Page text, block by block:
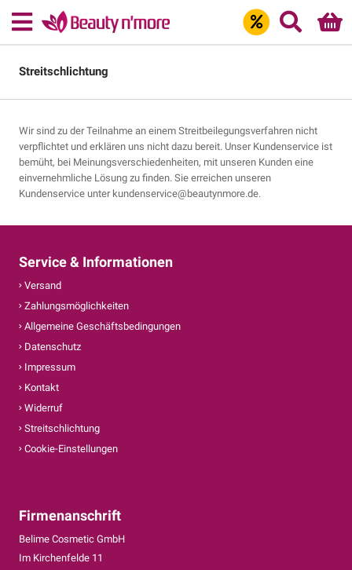
Streitschlichtung
Wir sind zu der Teilnahme an einem Streitbeilegungsverfahren nicht
verpflichtet und erklären uns nicht dazu bereit. Unser Kundenservice ist
bemüht, bei Meinungsverschiedenheiten, mit unseren Kunden eine
einvernehmliche Lösung zu finden. Sie erreichen unseren
Kundenservice unter kundenservice@beautynmore.de.
Service & Informationen
Versand
Zahlungsmöglichkeiten
Allgemeine Geschäftsbedingungen
Datenschutz
Impressum
Kontakt
Widerruf
Streitschlichtung
Cookie-Einstellungen
Firmenanschrift
Belime Cosmetic GmbH
Im Kirchenfelde 11